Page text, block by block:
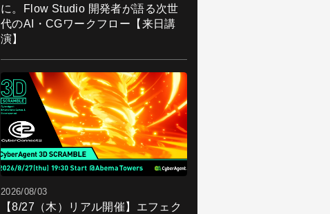
に。Flow Studio 開発者が語る次世
代のAI・CGワークフロー【来日講
演】
2026/08/03
【8/27（木）リアル開催】エフェク